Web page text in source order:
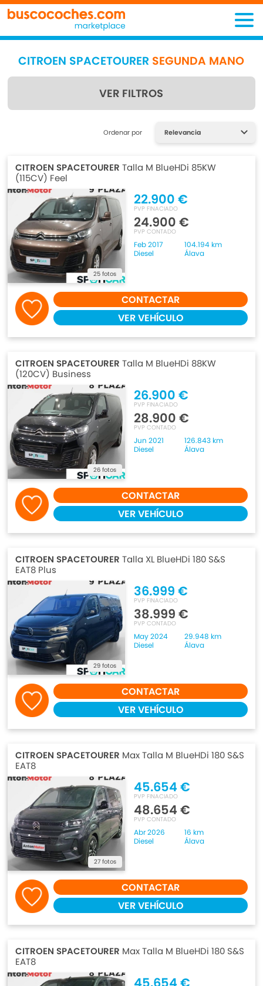
CITROEN SPACETOURER SEGUNDA MANO
VER FILTROS
Encuentra lo que estás
Ordenar por
CITROEN SPACETOURER Talla M BlueHDi 85KW
(115CV) Feel
25 fotos
22.900 €
PVP FINACIADO
24.900 €
PVP CONTADO
Feb 2017
104.194 km
Diesel
Álava
CONTACTAR
VER VEHÍCULO
CITROEN SPACETOURER Talla M BlueHDi 88KW
(120CV) Business
26 fotos
26.900 €
PVP FINACIADO
28.900 €
PVP CONTADO
Jun 2021
126.843 km
Diesel
Álava
CONTACTAR
VER VEHÍCULO
CITROEN SPACETOURER Talla XL BlueHDi 180 S&S
EAT8 Plus
29 fotos
36.999 €
PVP FINACIADO
38.999 €
PVP CONTADO
May 2024
29.948 km
Diesel
Álava
CONTACTAR
VER VEHÍCULO
CITROEN SPACETOURER Max Talla M BlueHDi 180 S&S
EAT8
27 fotos
45.654 €
PVP FINACIADO
48.654 €
PVP CONTADO
Abr 2026
16 km
Diesel
Álava
CONTACTAR
VER VEHÍCULO
CITROEN SPACETOURER Max Talla M BlueHDi 180 S&S
EAT8